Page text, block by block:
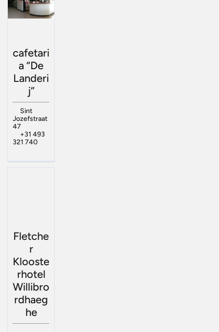
cafetari
a “De
Landeri
j”
Sint
Jozefstraat
47
+31 493
321 740
Fletche
r
Klooste
rhotel
Willibro
rdhaeg
he